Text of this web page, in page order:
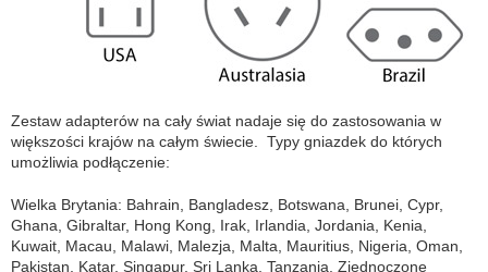
Zestaw adapterów na cały świat nadaje się do zastosowania w
większości krajów na całym świecie. Typy gniazdek do których
umożliwia podłączenie:
Wielka Brytania: Bahrain, Bangladesz, Botswana, Brunei, Cypr,
Ghana, Gibraltar, Hong Kong, Irak, Irlandia, Jordania, Kenia,
Kuwait, Macau, Malawi, Malezja, Malta, Mauritius, Nigeria, Oman,
Pakistan, Katar, Singapur, Sri Lanka, Tanzania, Zjednoczone